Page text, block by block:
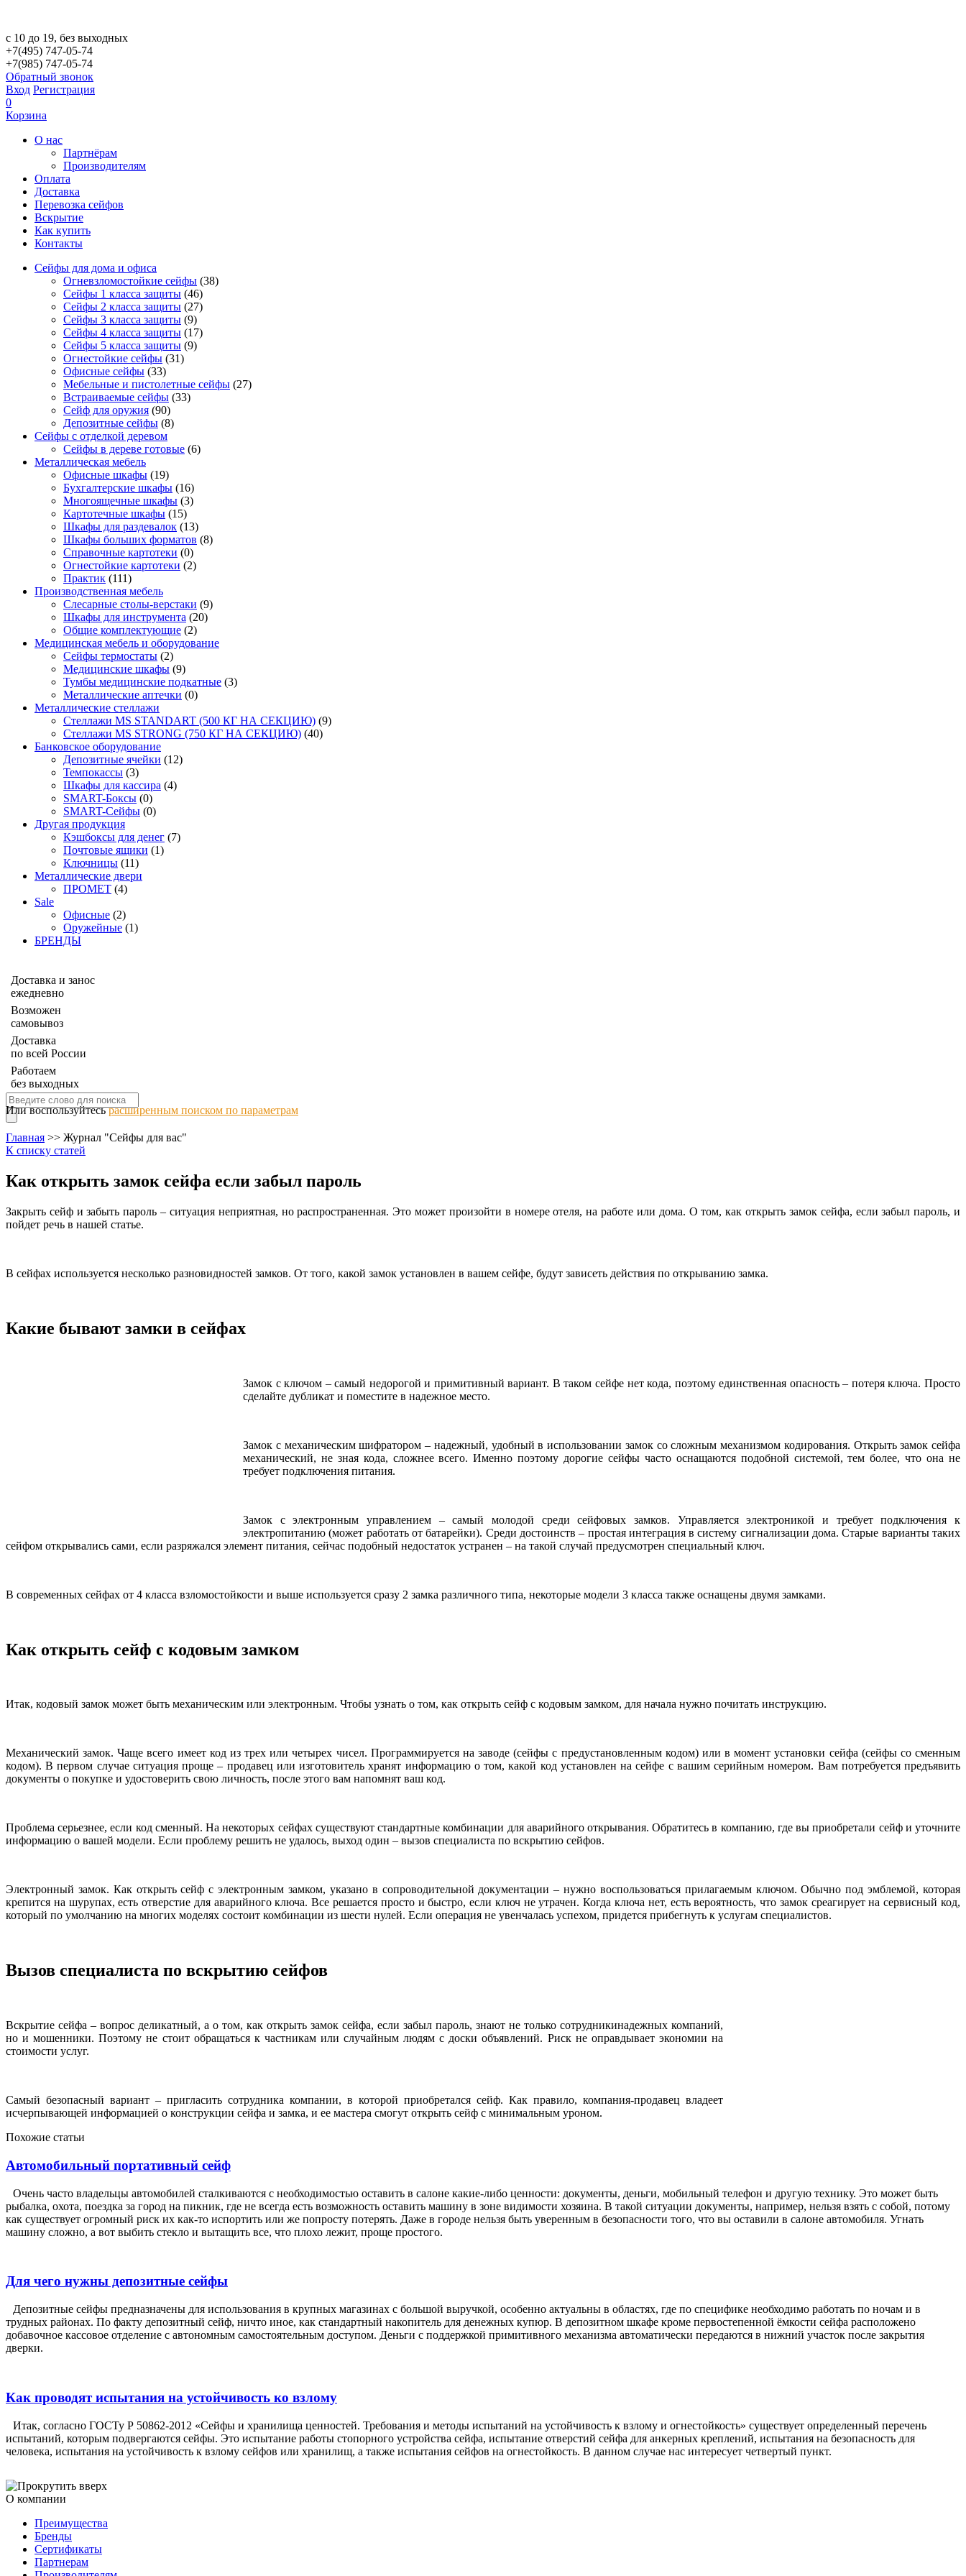
с 10 до 19, без выходных
+7(495) 747-05-74
+7(985) 747-05-74
Обратный звонок
Вход Регистрация
0
Корзина
О нас
Партнёрам
Производителям
Оплата
Доставка
Перевозка сейфов
Вскрытие
Как купить
Контакты
Сейфы для дома и офиса
Огневзломостойкие сейфы (38)
Сейфы 1 класса защиты (46)
Сейфы 2 класса защиты (27)
Сейфы 3 класса защиты (9)
Сейфы 4 класса защиты (17)
Сейфы 5 класса защиты (9)
Огнестойкие сейфы (31)
Офисные сейфы (33)
Мебельные и пистолетные сейфы (27)
Встраиваемые сейфы (33)
Сейф для оружия (90)
Депозитные сейфы (8)
Сейфы с отделкой деревом
Сейфы в дереве готовые (6)
Металлическая мебель
Офисные шкафы (19)
Бухгалтерские шкафы (16)
Многоящечные шкафы (3)
Картотечные шкафы (15)
Шкафы для раздевалок (13)
Шкафы больших форматов (8)
Справочные картотеки (0)
Огнестойкие картотеки (2)
Практик (111)
Производственная мебель
Слесарные столы-верстаки (9)
Шкафы для инструмента (20)
Общие комплектующие (2)
Медицинская мебель и оборудование
Сейфы термостаты (2)
Медицинские шкафы (9)
Тумбы медицинские подкатные (3)
Металлические аптечки (0)
Металлические стеллажи
Стеллажи MS STANDART (500 КГ НА СЕКЦИЮ) (9)
Стеллажи MS STRONG (750 КГ НА СЕКЦИЮ) (40)
Банковское оборудование
Депозитные ячейки (12)
Темпокассы (3)
Шкафы для кассира (4)
SMART-Боксы (0)
SMART-Сейфы (0)
Другая продукция
Кэшбоксы для денег (7)
Почтовые ящики (1)
Ключницы (11)
Металлические двери
ПРОМЕТ (4)
Sale
Офисные (2)
Оружейные (1)
БРЕНДЫ
Доставка и занос
ежедневно
Возможен
самовывоз
Доставка
по всей России
Работаем
без выходных
Или воспользуйтесьрасширенным поиском по параметрам
Главная >> Журнал "Сейфы для вас"
К списку статей
Как открыть замок сейфа если забыл пароль
Закрыть сейф и забыть пароль – ситуация неприятная, но распространенная. Это может произойти в номере отеля, на работе или дома. О том, как открыть замок сейфа, если забыл пароль, и
пойдет речь в нашей статье.
В сейфах используется несколько разновидностей замков. От того, какой замок установлен в вашем сейфе, будут зависеть действия по открыванию замка.
Какие бывают замки в сейфах
Замок с ключом – самый недорогой и примитивный вариант. В таком сейфе нет кода, поэтому единственная опасность – потеря ключа. Просто
сделайте дубликат и поместите в надежное место.
Замок с механическим шифратором – надежный, удобный в использовании замок со сложным механизмом кодирования. Открыть замок сейфа
механический, не зная кода, сложнее всего. Именно поэтому дорогие сейфы часто оснащаются подобной системой, тем более, что она не
требует подключения питания.
Замок с электронным управлением – самый молодой среди сейфовых замков. Управляется электроникой и требует подключения к
электропитанию (может работать от батарейки). Среди достоинств – простая интеграция в систему сигнализации дома. Старые варианты таких
сейфом открывались сами, если разряжался элемент питания, сейчас подобный недостаток устранен – на такой случай предусмотрен специальный ключ.
В современных сейфах от 4 класса взломостойкости и выше используется сразу 2 замка различного типа, некоторые модели 3 класса также оснащены двумя замками.
Как открыть сейф с кодовым замком
Итак, кодовый замок может быть механическим или электронным. Чтобы узнать о том, как открыть сейф с кодовым замком, для начала нужно почитать инструкцию.
Механический замок. Чаще всего имеет код из трех или четырех чисел. Программируется на заводе (сейфы с предустановленным кодом) или в момент установки сейфа (сейфы со сменным
кодом). В первом случае ситуация проще – продавец или изготовитель хранят информацию о том, какой код установлен на сейфе с вашим серийным номером. Вам потребуется предъявить
документы о покупке и удостоверить свою личность, после этого вам напомнят ваш код.
Проблема серьезнее, если код сменный. На некоторых сейфах существуют стандартные комбинации для аварийного открывания. Обратитесь в компанию, где вы приобретали сейф и уточните
информацию о вашей модели. Если проблему решить не удалось, выход один – вызов специалиста по вскрытию сейфов.
Электронный замок. Как открыть сейф с электронным замком, указано в сопроводительной документации – нужно воспользоваться прилагаемым ключом. Обычно под эмблемой, которая
крепится на шурупах, есть отверстие для аварийного ключа. Все решается просто и быстро, если ключ не утрачен. Когда ключа нет, есть вероятность, что замок среагирует на сервисный код,
который по умолчанию на многих моделях состоит комбинации из шести нулей. Если операция не увенчалась успехом, придется прибегнуть к услугам специалистов.
Вызов специалиста по вскрытию сейфов
Вскрытие сейфа – вопрос деликатный, а о том, как открыть замок сейфа, если забыл пароль, знают не только сотрудникинадежных компаний,
но и мошенники. Поэтому не стоит обращаться к частникам или случайным людям с доски объявлений. Риск не оправдывает экономии на
стоимости услуг.
Самый безопасный вариант – пригласить сотрудника компании, в которой приобретался сейф. Как правило, компания-продавец владеет
исчерпывающей информацией о конструкции сейфа и замка, и ее мастера смогут открыть сейф с минимальным уроном.
Похожие статьи
Автомобильный портативный сейф
Очень часто владельцы автомобилей сталкиваются с необходимостью оставить в салоне какие-либо ценности: документы, деньги, мобильный телефон и другую технику. Это может быть
рыбалка, охота, поездка за город на пикник, где не всегда есть возможность оставить машину в зоне видимости хозяина. В такой ситуации документы, например, нельзя взять с собой, потому
как существует огромный риск их как-то испортить или же попросту потерять. Даже в городе нельзя быть уверенным в безопасности того, что вы оставили в салоне автомобиля. Угнать
машину сложно, а вот выбить стекло и вытащить все, что плохо лежит, проще простого.
Для чего нужны депозитные сейфы
Депозитные сейфы предназначены для использования в крупных магазинах с большой выручкой, особенно актуальны в областях, где по специфике необходимо работать по ночам и в
трудных районах. По факту депозитный сейф, ничто иное, как стандартный накопитель для денежных купюр. В депозитном шкафе кроме первостепенной ёмкости сейфа расположено
добавочное кассовое отделение с автономным самостоятельным доступом. Деньги с поддержкой примитивного механизма автоматически передаются в нижний участок после закрытия
дверки.
Как проводят испытания на устойчивость ко взлому
Итак, согласно ГОСТу Р 50862-2012 «Сейфы и хранилища ценностей. Требования и методы испытаний на устойчивость к взлому и огнестойкость» существует определенный перечень
испытаний, которым подвергаются сейфы. Это испытание работы стопорного устройства сейфа, испытание отверстий сейфа для анкерных креплений, испытания на безопасность для
человека, испытания на устойчивость к взлому сейфов или хранилищ, а также испытания сейфов на огнестойкость. В данном случае нас интересует четвертый пункт.
О компании
Преимущества
Бренды
Сертификаты
Партнерам